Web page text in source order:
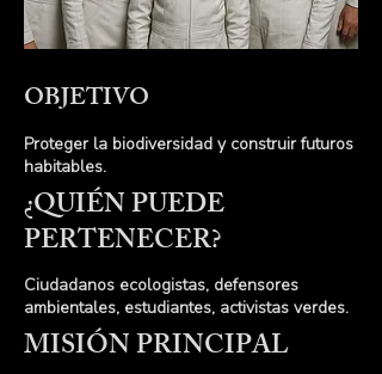
OBJETIVO
Proteger la biodiversidad y construir futuros
habitables.
¿QUIÉN PUEDE
PERTENECER?
Ciudadanos ecologistas, defensores
ambientales, estudiantes, activistas verdes.
MISIÓN PRINCIPAL